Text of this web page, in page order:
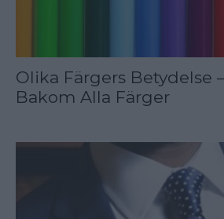
Olika Färgers Betydelse
Bakom Alla Färger